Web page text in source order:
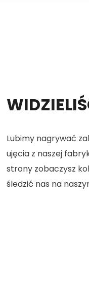
Lubimy nagrywać
ujęcia z naszej
strony zobaczysz
śledzić nas na